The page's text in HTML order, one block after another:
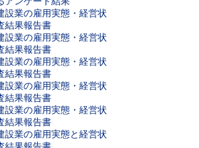
業の雇用実態・経営状
結果報告書
業の雇用実態・経営状
結果報告書
業の雇用実態・経営状
結果報告書
業の雇用実態・経営状
結果報告書
業の雇用実態・経営状
結果報告書
業の雇用実態と経営状